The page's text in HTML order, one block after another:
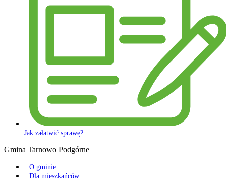
Jak załatwić sprawę?
Gmina Tarnowo Podgórne
O gminie
Dla mieszkańców